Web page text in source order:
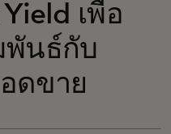
เพื่อ
พันธ์กับ
ดขาย